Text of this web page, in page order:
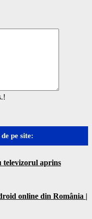
pe site:
televizorul aprins
online din România |